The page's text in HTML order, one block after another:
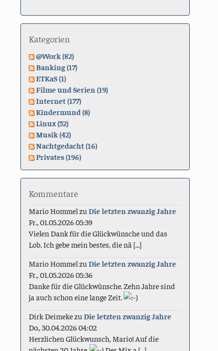
Kategorien
@Work (82)
Banking (17)
ETKaS (1)
Filme und Serien (19)
Internet (177)
Kindermund (8)
Linux (52)
Musik (42)
Nachtgedacht (16)
Privates (196)
Kommentare
Mario Hommel zuDie letzten zwanzig Jahre
Fr., 01.05.2026 05:39
Vielen Dank für die Glückwünsche und das
Lob. Ich gebe mein bestes, die nä [...]
Mario Hommel zuDie letzten zwanzig Jahre
Fr., 01.05.2026 05:36
Danke für die Glückwünsche. Zehn Jahre sind
ja auch schon eine lange Zeit.
Dirk DeimekezuDie letzten zwanzig Jahre
Do., 30.04.2026 04:02
Herzlichen Glückwunsch, Mario! Auf die